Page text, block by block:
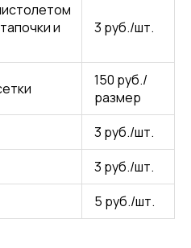
и
3 руб./шт.
150 руб./
размер
3 руб./шт.
3 руб./шт.
5 руб./шт.